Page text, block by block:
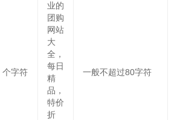
个字符
业的
团购
网站
大
全，
每日
精
品，
特价
折
一般不超过80字符